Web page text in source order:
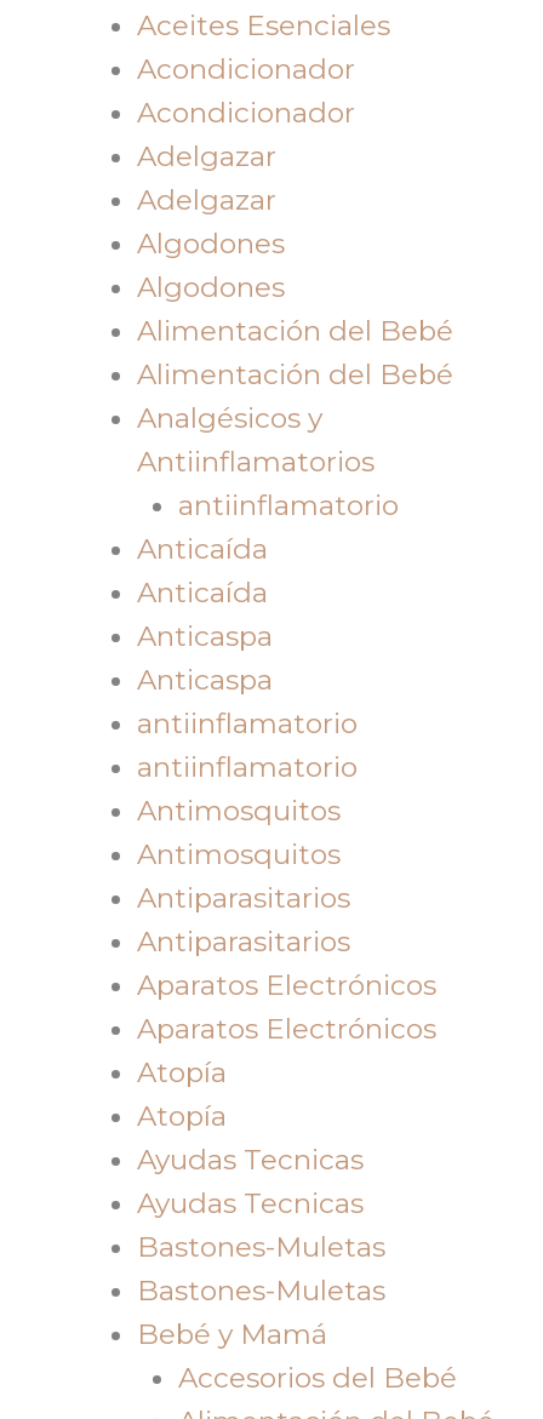
Aceites Esenciales
Acondicionador
Acondicionador
Adelgazar
Adelgazar
Algodones
Algodones
Alimentación del Bebé
Alimentación del Bebé
Analgésicos y
Antiinflamatorios
antiinflamatorio
Anticaída
Anticaída
Anticaspa
Anticaspa
antiinflamatorio
antiinflamatorio
Antimosquitos
Antimosquitos
Antiparasitarios
Antiparasitarios
Aparatos Electrónicos
Aparatos Electrónicos
Atopía
Atopía
Ayudas Tecnicas
Ayudas Tecnicas
Bastones-Muletas
Bastones-Muletas
Bebé y Mamá
Accesorios del Bebé